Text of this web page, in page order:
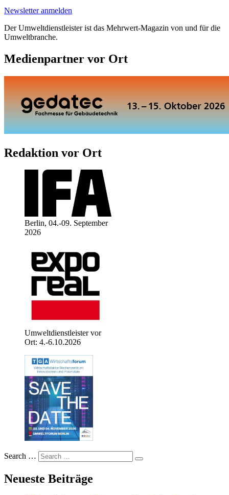
Newsletter anmelden
Der Umweltdienstleister ist das Mehrwert-Magazin von und für die
Umweltbranche.
Medienpartner vor Ort
Redaktion vor Ort
Berlin, 04.-09. September
2026
Umweltdienstleister vor
Ort: 4.-6.10.2026
Search …
Neueste Beiträge